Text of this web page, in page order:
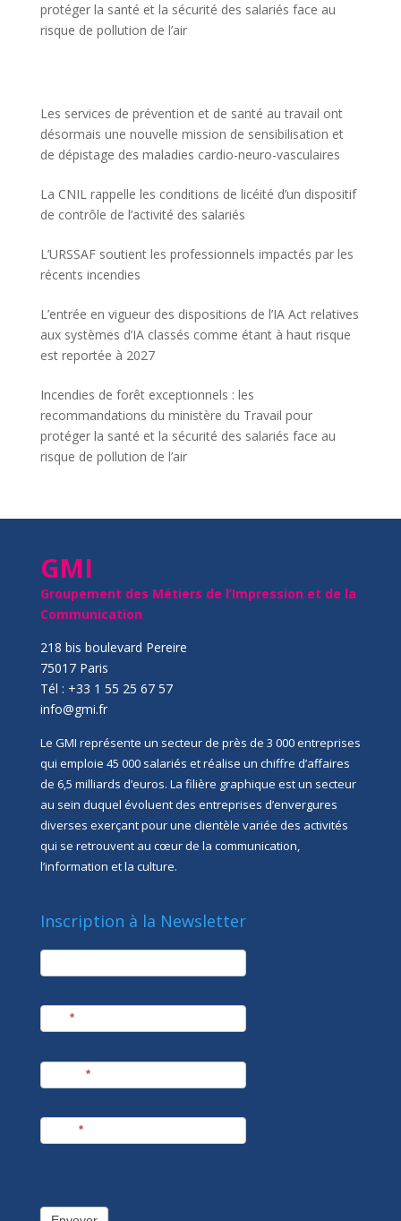
protéger la santé et la sécurité des salariés face au
risque de pollution de l’air
Les services de prévention et de santé au travail ont
désormais une nouvelle mission de sensibilisation et
de dépistage des maladies cardio-neuro-vasculaires
La CNIL rappelle les conditions de licéité d’un dispositif
de contrôle de l’activité des salariés
L’URSSAF soutient les professionnels impactés par les
récents incendies
L’entrée en vigueur des dispositions de l’IA Act relatives
aux systèmes d’IA classés comme étant à haut risque
est reportée à 2027
Incendies de forêt exceptionnels : les
recommandations du ministère du Travail pour
protéger la santé et la sécurité des salariés face au
risque de pollution de l’air
GMI
Groupement des Métiers de l’Impression et de la
Communication
218 bis boulevard Pereire
75017 Paris
Tél : +33 1 55 25 67 57
info@gmi.fr
Le GMI représente un secteur de près de 3 000 entreprises
qui emploie 45 000 salariés et réalise un chiffre d’affaires
de 6,5 milliards d’euros. La filière graphique est un secteur
au sein duquel évoluent des entreprises d’envergures
diverses exerçant pour une clientèle variée des activités
qui se retrouvent au cœur de la communication,
l’information et la culture.
Inscription à la Newsletter
newsletter
*
*
*